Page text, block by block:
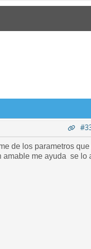
de los parametros
me ayuda se lo